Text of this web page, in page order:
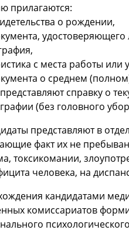
прилагаются:
о рождении,
удостоверяющего
с места работы или
о среднем
справку о
(без головного
представляют в
факт их не
токсикомании,
человека, на
кандидатами
комиссариатов